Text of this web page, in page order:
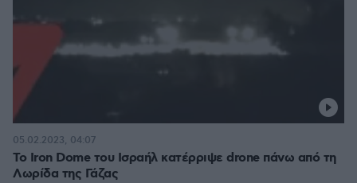
Το Iron Dome του Ισραήλ κατέρριψε drone πάνω από τη
Λωρίδα της Γάζας
05.02.2023, 04:07